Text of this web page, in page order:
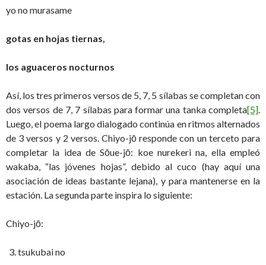
yo no murasame
gotas en hojas tiernas,
los aguaceros nocturnos
Así, los tres primeros versos de 5, 7, 5 sílabas se completan con
dos versos de 7, 7 sílabas para formar una tanka completa[5].
Luego, el poema largo dialogado continúa en ritmos alternados
de 3 versos y 2 versos. Chiyo-jō responde con un terceto para
completar la idea de Sōue-jō: koe nurekeri na, ella empleó
wakaba, “las jóvenes hojas”, debido al cuco (hay aquí una
asociación de ideas bastante lejana), y para mantenerse en la
estación. La segunda parte inspira lo siguiente:
Chiyo-jō:
tsukubai no